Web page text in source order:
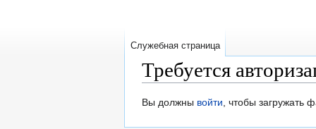
Требуется
Перейти
Перейти
Вы должны войти, чтобы загружать
Служебная страница